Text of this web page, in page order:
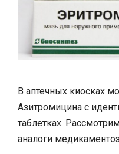
В аптечных киосках
Азитромицина с
таблетках.
аналоги